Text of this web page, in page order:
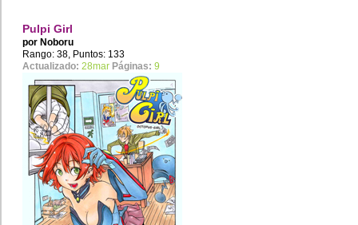
Pulpi Girl
por Noboru
Rango: 38, Puntos: 133
Actualizado: 28mar Páginas: 9